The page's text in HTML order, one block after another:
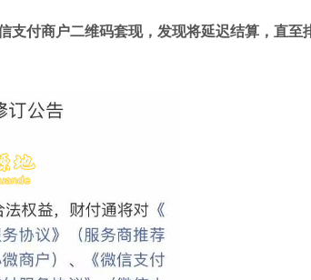
支付商户二维码套现，发现将延迟结算，直至